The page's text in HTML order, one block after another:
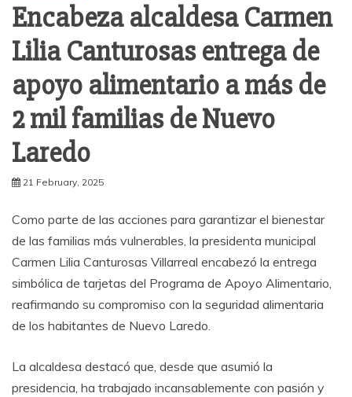
Encabeza alcaldesa Carmen
Lilia Canturosas entrega de
apoyo alimentario a más de
2 mil familias de Nuevo
Laredo
21 February, 2025
Como parte de las acciones para garantizar el bienestar
de las familias más vulnerables, la presidenta municipal
Carmen Lilia Canturosas Villarreal encabezó la entrega
simbólica de tarjetas del Programa de Apoyo Alimentario,
reafirmando su compromiso con la seguridad alimentaria
de los habitantes de Nuevo Laredo.
La alcaldesa destacó que, desde que asumió la
presidencia, ha trabajado incansablemente con pasión y